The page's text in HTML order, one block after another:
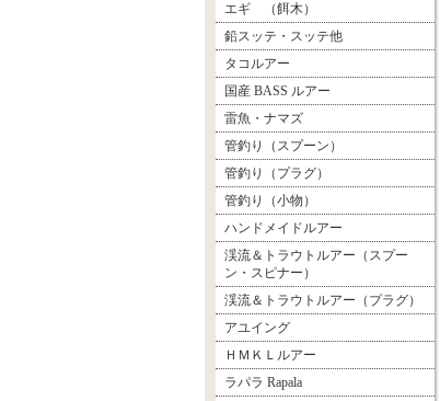
エギ （餌木）
鉛スッテ・スッテ他
タコルアー
国産 BASS ルアー
雷魚・ナマズ
管釣り（スプーン）
管釣り（プラグ）
管釣り（小物）
ハンドメイドルアー
渓流＆トラウトルアー（スプー
ン・スピナー）
渓流＆トラウトルアー（プラグ）
アユイング
ＨＭＫＬルアー
ラパラ Rapala